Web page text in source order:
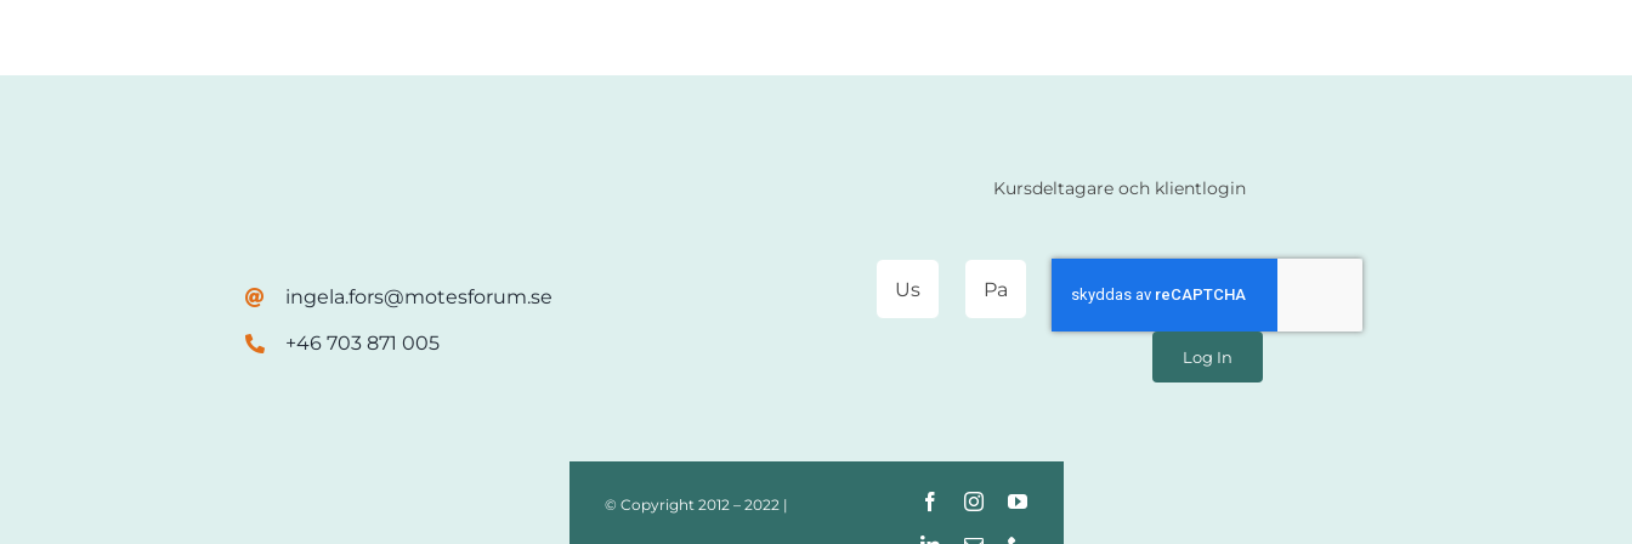
ingela.fors@motesforum.se
+46 703 871 005
Kursdeltagare och klientlogin
Log In
© Copyright 2012 – 2022 |